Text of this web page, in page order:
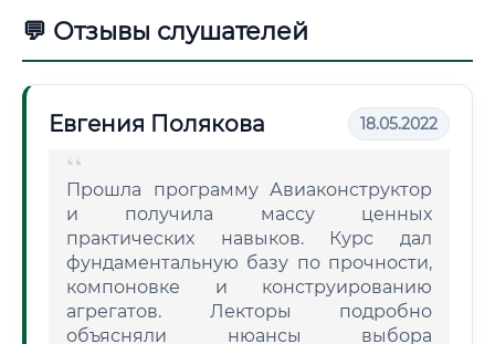
💬 Отзывы слушателей
Евгения Полякова 18.05.2022
Прошла программу Авиаконструктор
и получила массу ценных
практических навыков. Курс дал
фундаментальную базу по прочности,
компоновке и конструированию
агрегатов. Лекторы подробно
объясняли нюансы выбора